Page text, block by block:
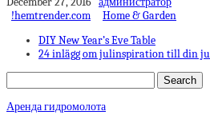
!hemtrender.com
Home & Garden
DIY New Year’s Eve Table
24 inlägg om julinspiration till din
Аренда гидромолота